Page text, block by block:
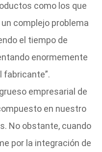
como los que
complejo problema
el tiempo de
enormemente
fabricante”.
empresarial de
en nuestro
No obstante, cuando
por la integración de